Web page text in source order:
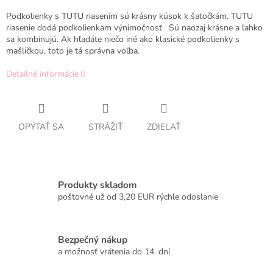
Podkolienky s TUTU riasením sú krásny kúsok k šatočkám. TUTU
riasenie dodá podkolienkam výnimočnosť. Sú naozaj krásne a ľahko
sa kombinujú. Ak hľadáte niečo iné ako klasické podkolienky s
mašličkou, toto je tá správna voľba.
Detailné informácie
OPÝTAŤ SA STRÁŽIŤ ZDIEĽAŤ
Produkty skladom
poštovné už od 3,20 EUR rýchle odoslanie
Bezpečný nákup
a možnosť vrátenia do 14. dní